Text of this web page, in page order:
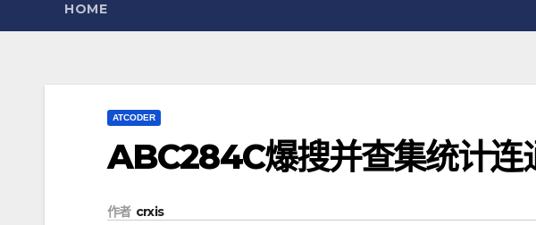
HOME
ATCODER
ABC284C爆搜并查集统计连
作者 crxis